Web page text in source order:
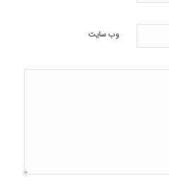
وب‌ سایت